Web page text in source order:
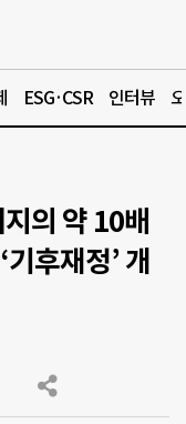
ESG·CSR 인터뷰
의 약 10배
후재정’ 개